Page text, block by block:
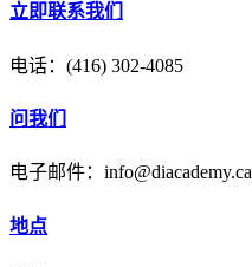
立即联系我们
电话：(416) 302-4085
问我们
电子邮件：info@diacademy.ca
地点